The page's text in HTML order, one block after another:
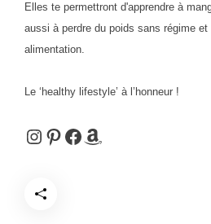
Elles te permettront d'apprendre à
aussi à perdre du poids sans régime et
alimentation.
Le ‘healthy lifestyle’ à l’honneur !
Instagram
Pinterest
Facebook
Amazon